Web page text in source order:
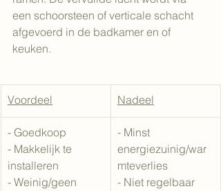
een schoorsteen of verticale schacht
afgevoerd in de badkamer en of
keuken.
Voordeel Nadeel
- Goedkoop
- Makkelijk te
installeren
- Weinig/geen
- Minst
energiezuinig/war
mteverlies
- Niet regelbaar